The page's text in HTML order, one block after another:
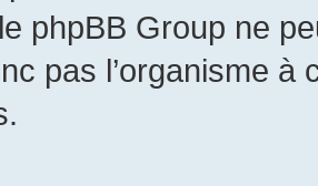
phpBB Group ne
pas l’organisme